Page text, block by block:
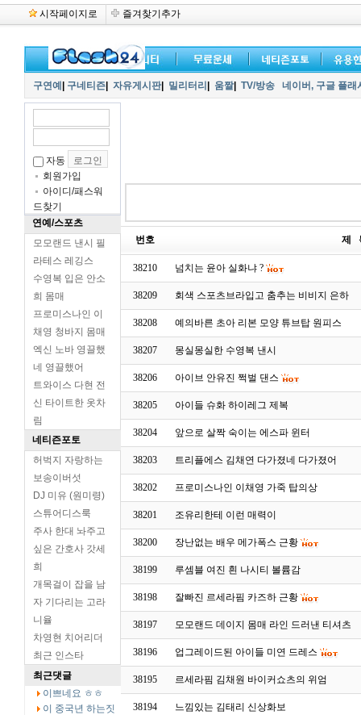
시작페이지로 즐겨찾기추가
구연예 구네티즌 자유게시판| 밀리터리 움짤| TV/방송 네이버, 구글 플
자동
회원가입
아이디/패스워
드찾기
연예/스포츠
모모랜드 낸시 필
라테스 레깅스
수영복 입은 안소
희 몸매
프로미스나인 이
채영 청바지 몸매
엑신 노바 영끌했
네 영끌했어
트와이스 다현 전
신 타이트한 옷차
림
네티즌포토
허벅지 자랑하는
보송이버섯
DJ 미유 (원미령)
스튜어디스룩
주사 한대 놔주고
싶은 간호사 갓세
희
개목걸이 잡을 남
자 기다리는 고라
니율
차영현 치어리더
최근 인스타
최근댓글
이쁘네요 ㅎㅎ
이 중국년 하는짓
번호 제
38210 넘치는 윤아 실화냐 ?
38209 회색 스포츠브라입고 춤추는 비비지 은하
38208 예의바른 초아 리본 모양 튜브탑 원피스
38207 몽실몽실한 수영복 낸시
38206 아이브 안유진 쩍벌 댄스
38205 아이들 슈화 하이레그 제복
38204 앞으로 살짝 숙이는 에스파 윈터
38203 트리플에스 김채연 다가졌네 다가졌어
38202 프로미스나인 이채영 가죽 탑의상
38201 조유리한테 이런 매력이
38200 장난없는 배우 메가폭스 근황
38199 루셈블 여진 흰 나시티 볼륨감
38198 잘빠진 르세라핌 카즈하 근황
38197 모모랜드 데이지 몸매 라인 드러낸 티셔츠
38196 업그레이드된 아이들 미연 드레스
38195 르세라핌 김채원 바이커쇼츠의 위엄
38194 느낌있는 김태리 신상화보